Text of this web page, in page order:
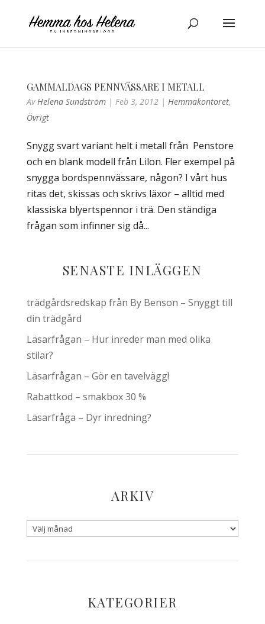
GAMMALDAGS PENNVÄSSARE I METALL
AvHelena Sundström| Feb 3, 2012| Hemmakontoret,
Övrigt
Snygg svart variant helt i metall från Penstore
och en blank modell från Lilon. Fler exempel på
snygga bordspennvässare, någon? I vårt hus
ritas det, skissas och skrivs läxor – alltid med
klassiska blyertspennor i trä. Den ständiga
frågan som infinner sig då...
SENASTE INLÄGGEN
trädgårdsredskap från By Benson – Snyggt till
din trädgård
Läsarfrågan – Hur inreder man med olika
stilar?
Läsarfrågan – Gör en tavelvägg!
Rabattkod – smakbox 30 %
Läsarfråga – Dyr inredning?
ARKIV
KATEGORIER